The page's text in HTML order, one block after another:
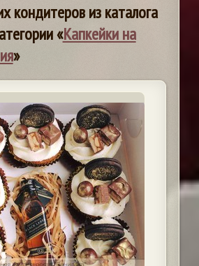
кондитеров из каталога
«Капкейки на
»